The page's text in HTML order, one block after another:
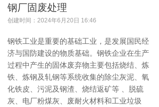
新闻中心
在线留言
联系我们
钢厂固废处理
创建时间： 2024年6月20日 16:46
钢铁工业是重要的基础工业，是发展国民经
济与国防建设的物质基础。钢铁企业在生产
过程中产生的固体废弃物主要包括烧结、炼
铁、炼钢及轧钢等系统收集的除尘灰泥、氧
化铁皮、污泥及钢渣、烧结返矿等 、脱硫
灰、电厂粉煤灰、废耐火材料和工业垃圾